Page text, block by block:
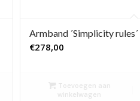
Armband ´Simplicity
€278,00
Toevoegen aan
winkelwagen